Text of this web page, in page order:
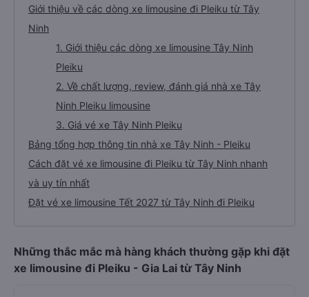
Giới thiệu về các dòng xe limousine đi Pleiku từ Tây
Ninh
1. Giới thiệu các dòng xe limousine Tây Ninh
Pleiku
2. Về chất lượng, review, đánh giá nhà xe Tây
Ninh Pleiku limousine
3. Giá vé xe Tây Ninh Pleiku
Bảng tổng hợp thông tin nhà xe Tây Ninh - Pleiku
Cách đặt vé xe limousine đi Pleiku từ Tây Ninh nhanh
và uy tín nhất
Đặt vé xe limousine Tết 2027 từ Tây Ninh đi Pleiku
Những thắc mắc mà hàng khách thường gặp khi đặt
xe limousine đi Pleiku - Gia Lai từ Tây Ninh